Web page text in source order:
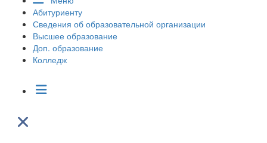
Абитуриенту
Сведения об образовательной организации
Высшее образование
Доп. образование
Колледж